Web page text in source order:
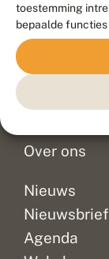
toestemming
bepaalde
Contact
Doneer
Over ons
Nieuws
Nieuwsbrief
Agenda